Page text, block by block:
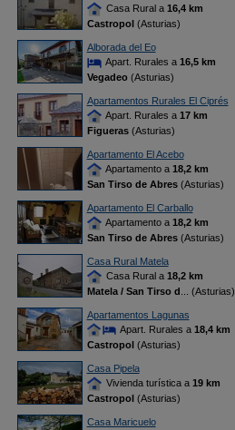
Casa Rural a 16,4 km
Castropol(Asturias)
Alborada del Eo
Apart. Rurales a 16,5 km
Vegadeo(Asturias)
Apartamentos Rurales El Ciprés
Apart. Rurales a 17 km
Figueras(Asturias)
Apartamento El Acebo
Apartamento a 18,2 km
San Tirso de Abres(Asturias)
Apartamento El Carballo
Apartamento a 18,2 km
San Tirso de Abres(Asturias)
Casa Rural Matela
Casa Rural a 18,2 km
Matela / San Tirso d ... (Asturias)
Apartamentos Lagunas
Apart. Rurales a 18,4 km
Castropol(Asturias)
Casa Pipela
Vivienda turística a 19 km
Castropol(Asturias)
Casa Maricuelo